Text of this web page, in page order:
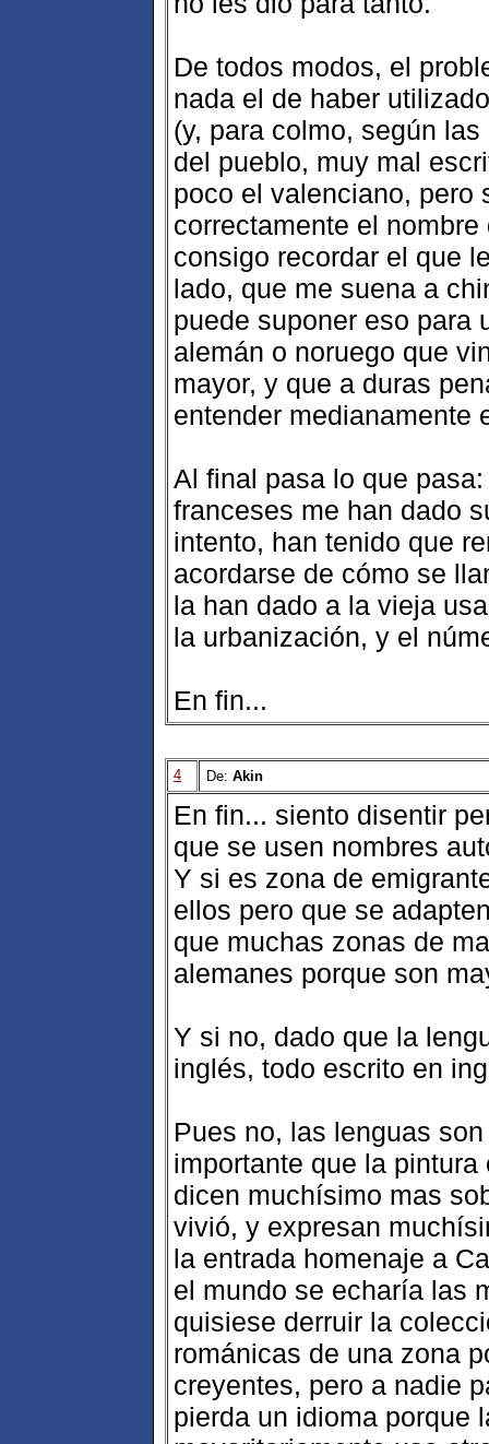
De todos modos, el
nada el de haber
(y, para colmo, según
del pueblo, muy mal
poco el valenciano, pero
correctamente el
consigo recordar el que
lado, que me suena a
puede suponer eso para
alemán o noruego que
mayor, y que a duras
entender medianamente
Al final pasa lo que
franceses me han dado
intento, han tenido que
acordarse de cómo se
la han dado a la vieja
la urbanización, y el
En fin...
4 De: Akin
En fin... siento disentir
que se usen nombres
Y si es zona de
ellos pero que se
que muchas zonas de
alemanes porque son
Y si no, dado que la
inglés, todo escrito en
Pues no, las lenguas
importante que la
dicen muchísimo mas
vivió, y expresan
la entrada homenaje a
el mundo se echaría las
quisiese derruir la
románicas de una zona
creyentes, pero a nadie
pierda un idioma porque